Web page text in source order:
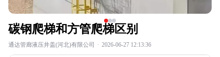
碳钢爬梯和方管爬梯区别
通达管廊液压井盖(河北)有限公司 · 2026-06-27 12:13:36